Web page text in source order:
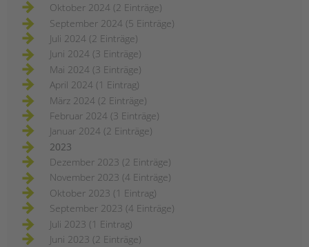
Oktober 2024 (2 Einträge)
September 2024 (5 Einträge)
Juli 2024 (2 Einträge)
Juni 2024 (3 Einträge)
Mai 2024 (3 Einträge)
April 2024 (1 Eintrag)
März 2024 (2 Einträge)
Februar 2024 (3 Einträge)
Januar 2024 (2 Einträge)
2023
Dezember 2023 (2 Einträge)
November 2023 (4 Einträge)
Oktober 2023 (1 Eintrag)
September 2023 (4 Einträge)
Juli 2023 (1 Eintrag)
Juni 2023 (2 Einträge)